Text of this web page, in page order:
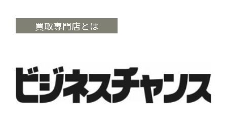
はこちらをご覧くだ...
買取専門店とは